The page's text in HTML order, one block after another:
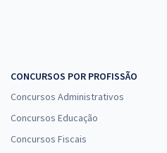
CONCURSOS POR PROFISSÃO
Concursos Administrativos
Concursos Educação
Concursos Fiscais